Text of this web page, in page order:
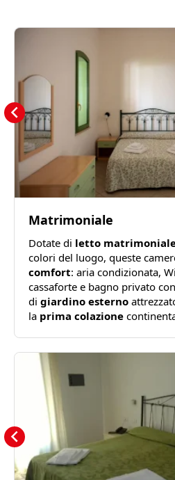
Matrimoniale
Dotate di letto
colori del luogo, queste
comfort: aria condizionata,
cassaforte e bagno privato
di giardino esterno
la prima colazione